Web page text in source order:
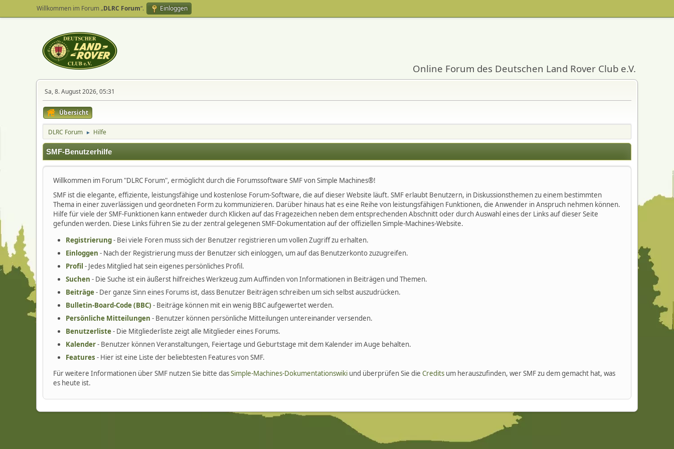
Willkommen im Forum „DLRC Forum“. Einloggen
Online Forum des Deutschen Land Rover Club e.V.
Sa, 8. August 2026, 05:31
Übersicht
DLRC Forum ► Hilfe
SMF-Benutzerhilfe
Willkommen im Forum "DLRC Forum", ermöglicht durch die Forumssoftware SMF von Simple Machines®!
SMF ist die elegante, effiziente, leistungsfähige und kostenlose Forum-Software, die auf dieser Website läuft. SMF erlaubt Benutzern, in Diskussionsthemen zu einem bestimmten
Thema in einer zuverlässigen und geordneten Form zu kommunizieren. Darüber hinaus hat es eine Reihe von leistungsfähigen Funktionen, die Anwender in Anspruch nehmen können.
Hilfe für viele der SMF-Funktionen kann entweder durch Klicken auf das Fragezeichen neben dem entsprechenden Abschnitt oder durch Auswahl eines der Links auf dieser Seite
gefunden werden. Diese Links führen Sie zu der zentral gelegenen SMF-Dokumentation auf der offiziellen Simple-Machines-Website.
Registrierung- Bei viele Foren muss sich der Benutzer registrieren um vollen Zugriff zu erhalten.
Einloggen - Nach der Registrierung muss der Benutzer sich einloggen, um auf das Benutzerkonto zuzugreifen.
Profil - Jedes Mitglied hat sein eigenes persönliches Profil.
Suchen - Die Suche ist ein äußerst hilfreiches Werkzeug zum Auffinden von Informationen in Beiträgen und Themen.
Beiträge- Der ganze Sinn eines Forums ist, dass Benutzer Beiträgen schreiben um sich selbst auszudrücken.
Bulletin-Board-Code (BBC) - Beiträge können mit ein wenig BBC aufgewertet werden.
Persönliche Mitteilungen - Benutzer können persönliche Mitteilungen untereinander versenden.
Benutzerliste- Die Mitgliederliste zeigt alle Mitglieder eines Forums.
Kalender- Benutzer können Veranstaltungen, Feiertage und Geburtstage mit dem Kalender im Auge behalten.
Features - Hier ist eine Liste der beliebtesten Features von SMF.
Für weitere Informationen über SMF nutzen Sie bitte dasSimple-Machines-Dokumentationswiki und überprüfen Sie die Credits um herauszufinden, wer SMF zu dem gemacht hat, was
es heute ist.